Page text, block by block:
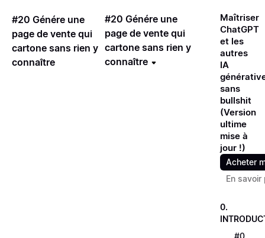
#20 Génére une
page de vente qui
cartone sans rien y
connaître
#20 Génére une
page de vente qui
cartone sans rien y
connaître
Maîtriser
ChatGPT
et les
autres
IA
sans
bullshit
(Version
ultime
mise à
jour !)
Acheter
En savoir
0.
#0